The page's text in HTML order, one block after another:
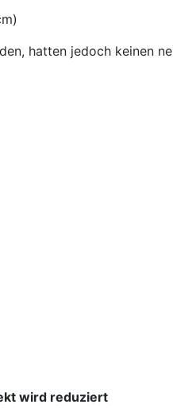
hatten jedoch keinen
wird reduziert